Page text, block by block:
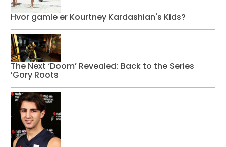
Hvor gamle er Kourtney Kardashian's Kids?
The Next ‘Doom’ Revealed: Back to the Series
’Gory Roots